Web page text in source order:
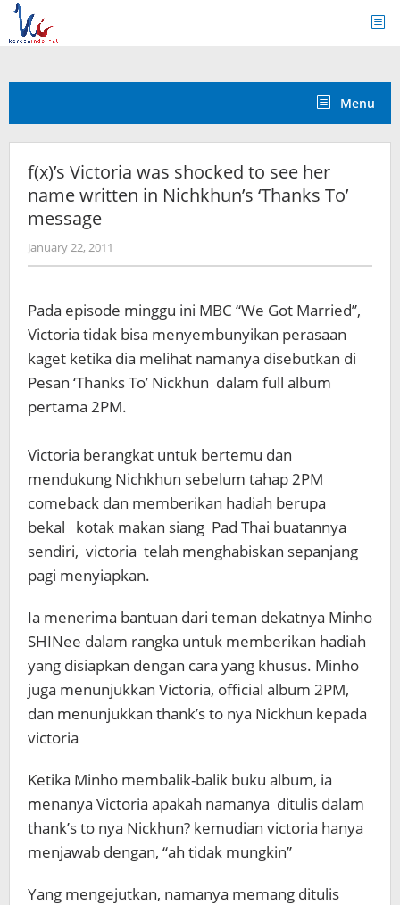
Skip
content
Menu
f(x)’s Victoria was shocked to see her
name written in Nichkhun’s ‘Thanks To’
message
January 22, 2011
Koreanindo
Pada episode minggu ini MBC “We Got Married”,
Victoria tidak bisa menyembunyikan perasaan
kaget ketika dia melihat namanya disebutkan di
Pesan ‘Thanks To’ Nickhun dalam full album
pertama 2PM.
Victoria berangkat untuk bertemu dan
mendukung Nichkhun sebelum tahap 2PM
comeback dan memberikan hadiah berupa
bekal kotak makan siang Pad Thai buatannya
sendiri, victoria telah menghabiskan sepanjang
pagi menyiapkan.
Ia menerima bantuan dari teman dekatnya Minho
SHINee dalam rangka untuk memberikan hadiah
yang disiapkan dengan cara yang khusus. Minho
juga menunjukkan Victoria, official album 2PM,
dan menunjukkan thank’s to nya Nickhun kepada
victoria
Ketika Minho membalik-balik buku album, ia
menanya Victoria apakah namanya ditulis dalam
thank’s to nya Nickhun? kemudian victoria hanya
menjawab dengan, “ah tidak mungkin”
Yang mengejutkan, namanya memang ditulis